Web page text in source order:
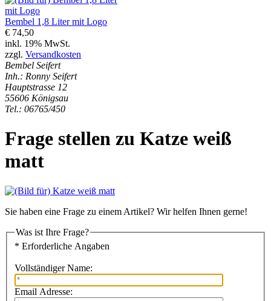
Bembel 1,8 Liter mit Logo
€ 74,50
inkl. 19% MwSt.
zzgl. Versandkosten
Bembel Seifert
Inh.: Ronny Seifert
Hauptstrasse 12
55606 Königsau
Tel.: 06765/450
Frage stellen zu Katze weiß
matt
Sie haben eine Frage zu einem Artikel? Wir helfen Ihnen gerne!
Was ist Ihre Frage?
* Erforderliche Angaben
Vollständiger Name:
Email Adresse: